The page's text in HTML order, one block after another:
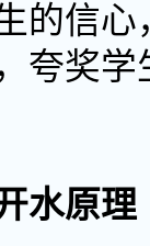
的信
夸奖
水原理